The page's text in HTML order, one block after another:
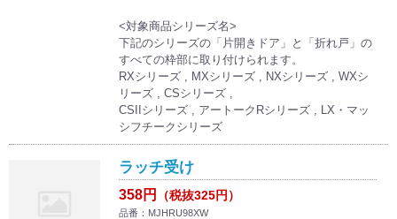
<対象商品シリーズ名>
下記のシリーズの「片開きドア」と「折れ戸」の
すべての枠部に取り付けられます。
RXシリーズ , MXシリーズ , NXシリーズ , WXシ
リーズ , CSシリーズ ,
CSIIシリーズ , アートークRシリーズ , LX・マッ
シフチークシリーズ
ラッチ受け
358円 （税抜325円）
品番：MJHRU98XW